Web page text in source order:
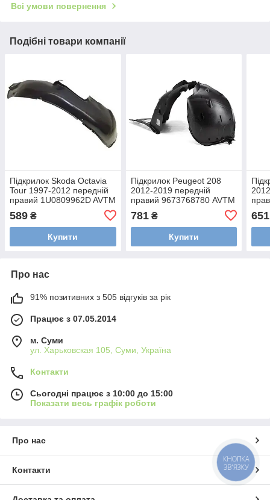
Всі умови повернення
Подібні товари компанії
Підкрилок Skoda Octavia
Tour 1997-2012 передній
правий 1U0809962D AVTM
589 ₴
Купити
Підкрилок Peugeot 208
2012-2019 передній
правий 9673768780 AVTM
781₴
Купити
651
Про нас
91% позитивних з 505 відгуків за рік
Працює з 07.05.2014
м. Суми
ул. Харьковская 105, Суми, Україна
Контакти
Сьогодні працює з 10:00 до 15:00
Показати весь графік роботи
Про нас
Контакти
КНОПКА
ЗВ'ЯЗКУ